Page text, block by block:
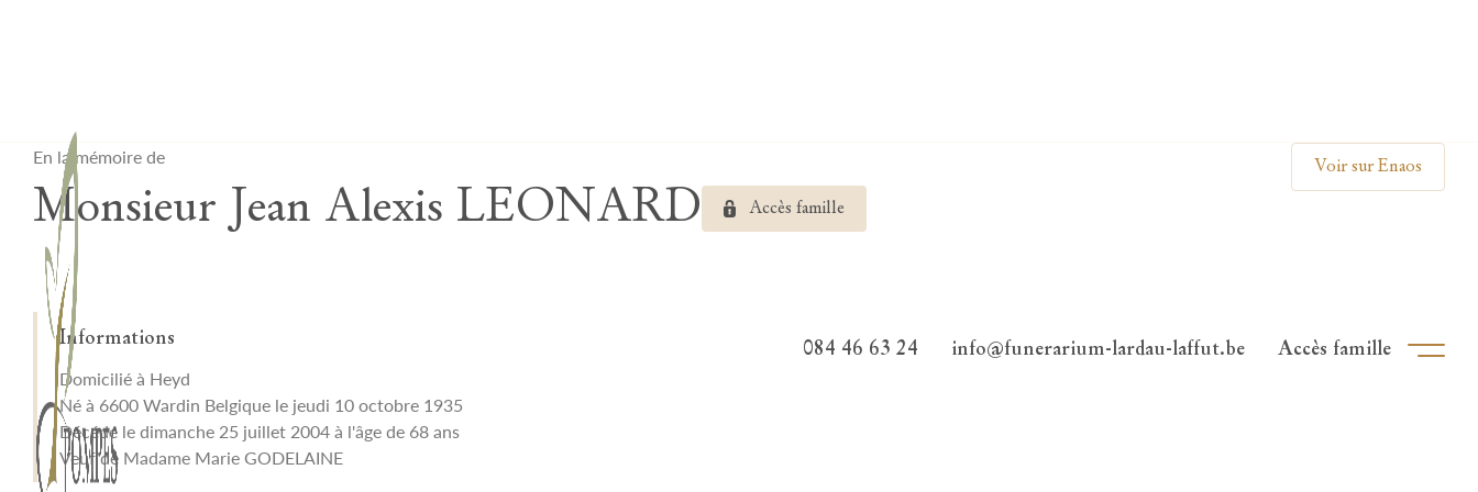
084 46 63 24 info@funerarium-lardau-laffut.be Accès famille
En la mémoire de
Monsieur Jean Alexis LEONARD Accès famille
Informations
Domicilié à Heyd
Né à 6600 Wardin Belgique le jeudi 10 octobre 1935
Décédé le dimanche 25 juillet 2004 à l'âge de 68 ans
Veuf de Madame Marie GODELAINE
Voir sur Enaos